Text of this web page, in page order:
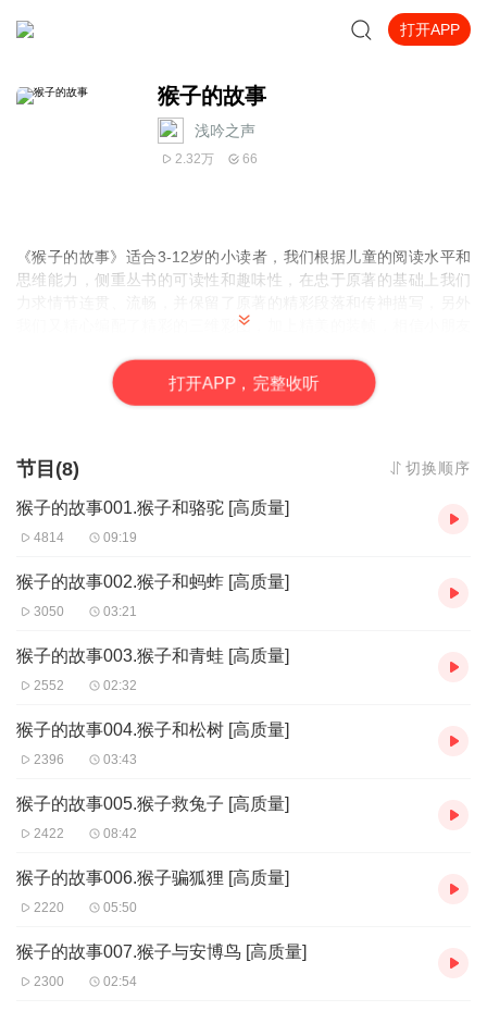
打开APP
猴子的故事
浅吟之声
2.32万 66
《猴子的故事》适合3-12岁的小读者，我们根据儿童的阅读水平和
思维能力，侧重丛书的可读性和趣味性，在忠于原著的基础上我们
我们又精心编配了精彩的三维彩图，加上精美的装帧，相信小朋友
打开APP，完整收听
节目(8) 切换顺序
猴子的故事001.猴子和骆驼 [高质量]
4814 09:19
猴子的故事002.猴子和蚂蚱 [高质量]
3050 03:21
猴子的故事003.猴子和青蛙 [高质量]
2552 02:32
猴子的故事004.猴子和松树 [高质量]
2396 03:43
猴子的故事005.猴子救兔子 [高质量]
2422 08:42
猴子的故事006.猴子骗狐狸 [高质量]
2220 05:50
猴子的故事007.猴子与安博鸟 [高质量]
2300 02:54